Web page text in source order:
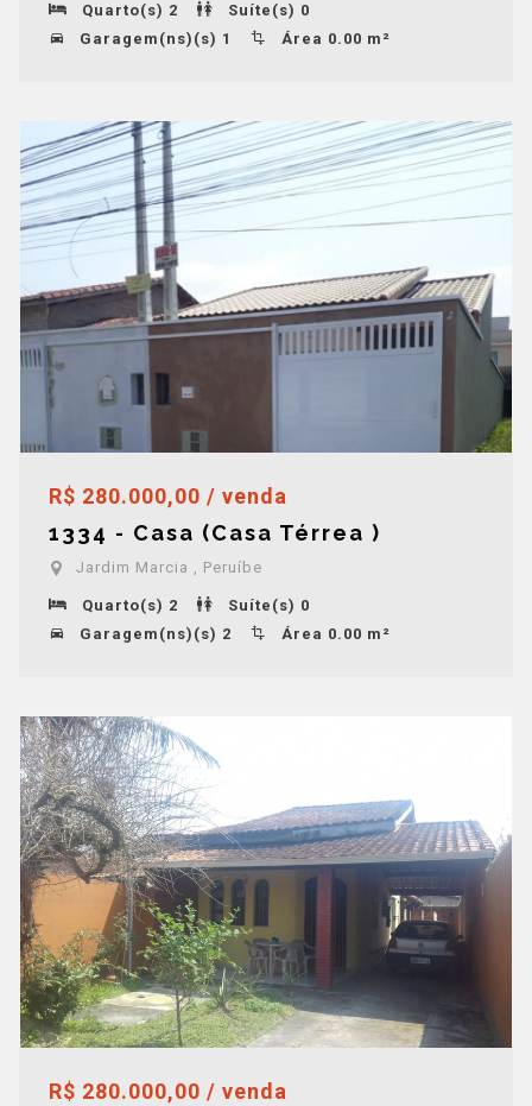
Quarto(s) 2
Suíte(s) 0
Garagem(ns)(s) 1
Área 0.00 m²
R$ 280.000,00 / venda
1334 - Casa (Casa Térrea )
Jardim Marcia , Peruíbe
Quarto(s) 2
Suíte(s) 0
Garagem(ns)(s) 2
Área 0.00 m²
R$ 280.000,00 / venda